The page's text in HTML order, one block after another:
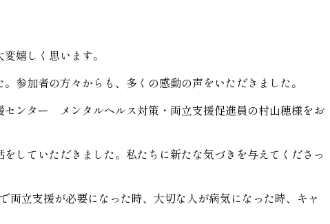
嬉しく思います。
参加者の方々からも、多くの感動の声をいただきました。
センター メンタルヘルス対策・両立支援促進員の村山穂様をお
していただきました。私たちに新たな気づきを与えてくださっ
立支援が必要になった時、大切な人が病気になった時、キャ